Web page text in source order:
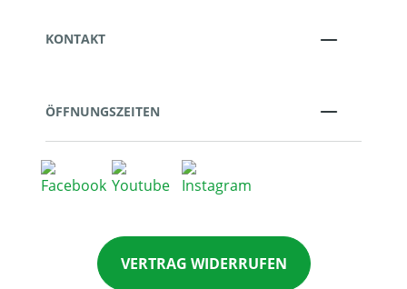
KONTAKT
ÖFFNUNGSZEITEN
VERTRAG WIDERRUFEN